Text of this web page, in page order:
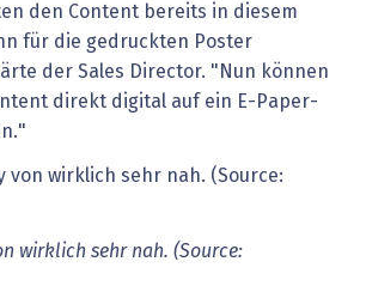
den Content bereits in diesem
für die gedruckten Poster
der Sales Director. "Nun können
direkt digital auf ein E-Paper-
wirklich sehr nah. (Source: